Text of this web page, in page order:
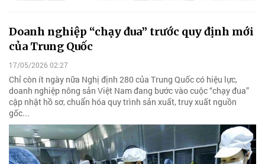
Doanh nghiệp “chạy đua” trước quy định mới
của Trung Quốc
17/05/2026 02:27
Chỉ còn ít ngày nữa Nghị định 280 của Trung Quốc có hiệu lực,
doanh nghiệp nông sản Việt Nam đang bước vào cuộc “chạy đua”
cập nhật hồ sơ, chuẩn hóa quy trình sản xuất, truy xuất nguồn
gốc...